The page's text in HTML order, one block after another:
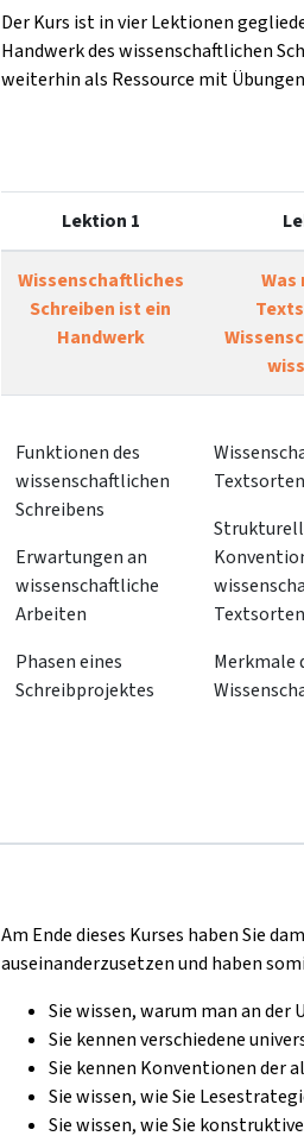
Der Kurs ist in vier Lektionen
Handwerk des wissenschaftlichen
weiterhin als Ressource mit
Lektion 1
Wissenschaftliches
Schreiben ist ein
Handwerk
Was
Funktionen des
wissenschaftlichen
Schreibens
Erwartungen an
wissenschaftliche
Arbeiten
Phasen eines
Schreibprojektes
Textsorten
Textsorten
Merkmale
Am Ende dieses Kurses haben Sie
auseinanderzusetzen und haben
Sie wissen, warum man an
Sie kennen verschiedene
Sie kennen Konventionen der
Sie wissen, wie Sie
Sie wissen, wie Sie